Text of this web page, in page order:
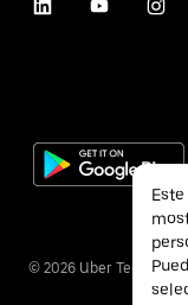
© 2026 Uber